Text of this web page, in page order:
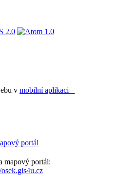
v mobilní aplikaci –
mapový portál: